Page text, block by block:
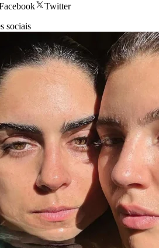
Twitter
sociais